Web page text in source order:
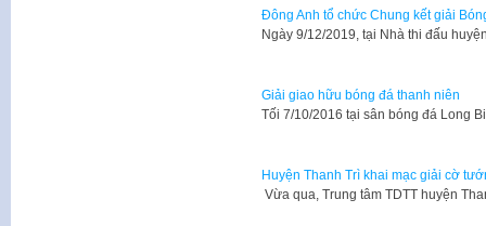
Đông Anh tổ chức Chung kết giải
Ngày 9/12/2019, tại Nhà thi đấu
Giải giao hữu bóng đá thanh niên
Tối 7/10/2016 tại sân bóng đá Long
Huyện Thanh Trì khai mạc giải cờ
Vừa qua, Trung tâm TDTT huyện